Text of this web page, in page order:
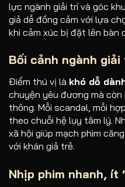
lực ngành giải trí và góc
giả dễ đồng cảm với lựa
khi cảm xúc bị đặt lên bàn
Bối cảnh ngành
Điểm thú vị là khó dỗ
chuyện yêu đương mà
thông. Mỗi scandal, mỗi
theo chuỗi hệ lụy tâm lý.
xã hội giúp mạch phim
với khán giả trẻ.
Nhịp phim nhanh, ít